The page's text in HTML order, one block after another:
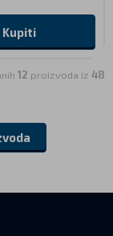
Kupiti
12 proizvoda iz 48